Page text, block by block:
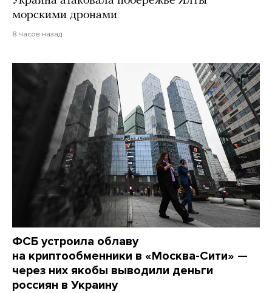
морскими дронами
8 часов назад
ФСБ устроила облаву
на криптообменники в «Москва-Сити» —
через них якобы выводили деньги
россиян в Украину